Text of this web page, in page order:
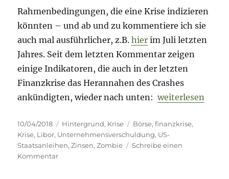
Rahmenbedingungen, die eine Krise indizieren
könnten – und ab und zu kommentiere ich sie
auch mal ausführlicher, z.B.hier im Juli letzten
Jahres. Seit dem letzten Kommentar zeigen
einige Indikatoren, die auch in der letzten
Finanzkrise das Herannahen des Crashes
ankündigten, wieder nach unten:weiterlesen
Veröffentlicht
am
10/04/2018 Kategorien
Hintergrund, Krise Schlagwörter
Börse,finanzkrise,
Krise, Libor, Unternehmensverschuldung, US-
Staatsanleihen,Zinsen,Zombie
Schreibe einen
Kommentarzu